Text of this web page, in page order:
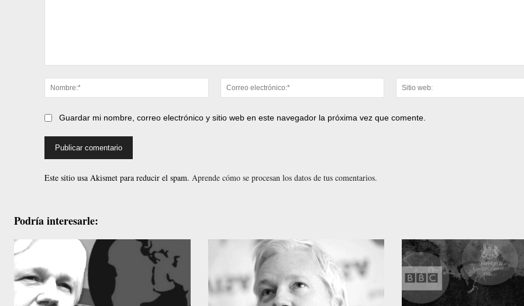
Nombre:*
Correo
electrónico:*
Guardar mi nombre, correo electrónico y sitio web en este navegador la próxima vez que comente.
Este sitio usa Akismet para reducir el spam. Aprende cómo se procesan los datos de tus comentarios.
Podría interesarle: